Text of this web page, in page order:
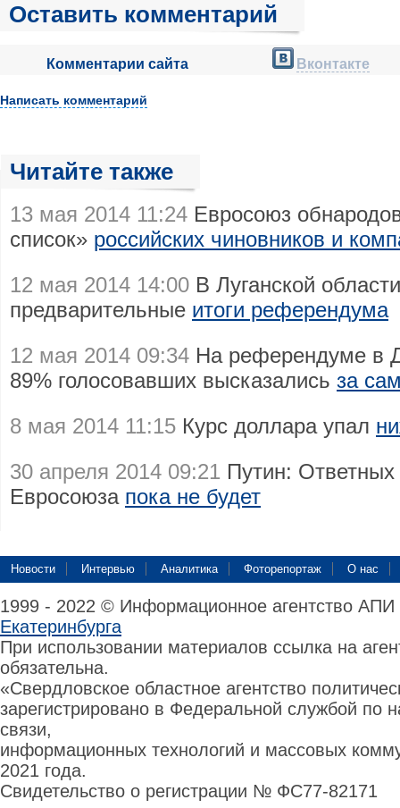
Оставить комментарий
Комментарии сайта Вконтакте
Написать комментарий
Читайте также
13 мая 2014 11:24 Евросоюз
список» российских чиновников и
12 мая 2014 14:00 В Луганской
предварительные итоги референдума
12 мая 2014 09:34 На референдуме в
89% голосовавших высказались за
8 мая 2014 11:15 Курс доллара упал
30 апреля 2014 09:21 Путин:
Евросоюза пока не будет
Новости Интервью Аналитика Фоторепортаж О нас
1999 - 2022 © Информационное агентство
Екатеринбурга
При использовании материалов ссылка на
обязательна.
«Свердловское областное агентство
зарегистрировано в Федеральной службой по
связи,
информационных технологий и массовых
2021 года.
Свидетельство о регистрации № ФС77-82171